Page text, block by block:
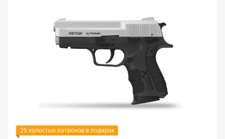
25 холостых патронов в подарок